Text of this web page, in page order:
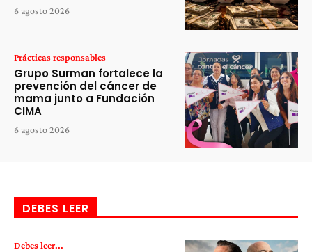
6 agosto 2026
Prácticas responsables
Grupo Surman fortalece la
prevención del cáncer de
mama junto a Fundación
CIMA
6 agosto 2026
DEBES LEER
Debes leer...